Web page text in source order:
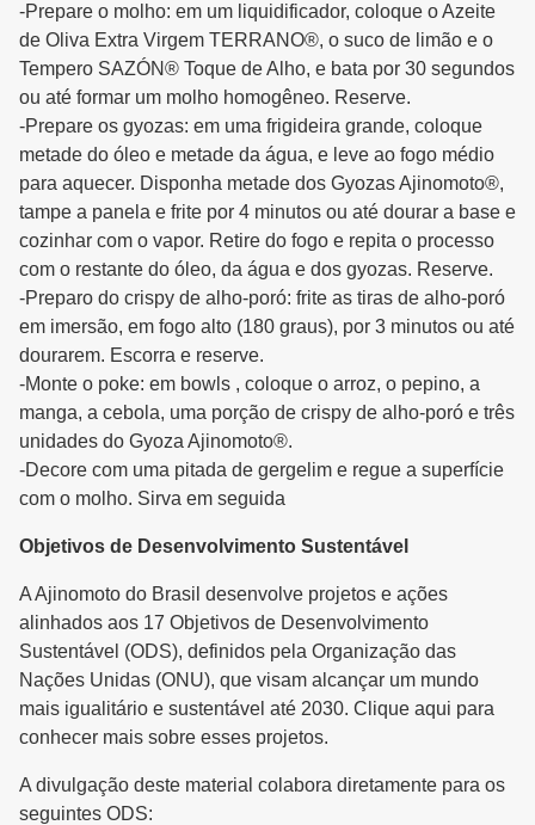
-Prepare o molho: em um liquidificador, coloque o Azeite
de Oliva Extra Virgem TERRANO®, o suco de limão e o
Tempero SAZÓN® Toque de Alho, e bata por 30 segundos
ou até formar um molho homogêneo. Reserve.
-Prepare os gyozas: em uma frigideira grande, coloque
metade do óleo e metade da água, e leve ao fogo médio
para aquecer. Disponha metade dos Gyozas Ajinomoto®,
tampe a panela e frite por 4 minutos ou até dourar a base e
cozinhar com o vapor. Retire do fogo e repita o processo
com o restante do óleo, da água e dos gyozas. Reserve.
-Preparo do crispy de alho-poró: frite as tiras de alho-poró
em imersão, em fogo alto (180 graus), por 3 minutos ou até
dourarem. Escorra e reserve.
-Monte o poke: em bowls , coloque o arroz, o pepino, a
manga, a cebola, uma porção de crispy de alho-poró e três
unidades do Gyoza Ajinomoto®.
-Decore com uma pitada de gergelim e regue a superfície
com o molho. Sirva em seguida
Objetivos de Desenvolvimento Sustentável
A Ajinomoto do Brasil desenvolve projetos e ações
alinhados aos 17 Objetivos de Desenvolvimento
Sustentável (ODS), definidos pela Organização das
Nações Unidas (ONU), que visam alcançar um mundo
mais igualitário e sustentável até 2030. Clique aqui para
conhecer mais sobre esses projetos.
A divulgação deste material colabora diretamente para os
seguintes ODS: